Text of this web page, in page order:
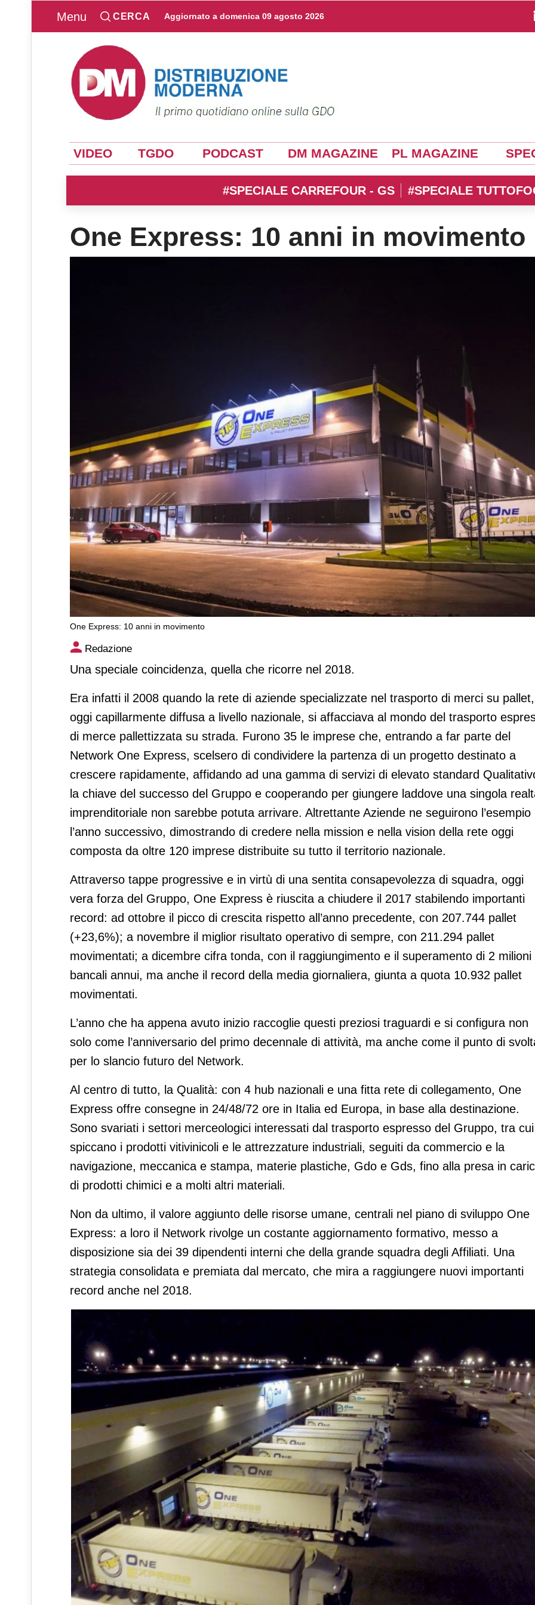
Menu CERCA Aggiornato a domenica 09 agosto 2026
VIDEO TGDO PODCAST DM MAGAZINE PL MAGAZINE
#SPECIALE CARREFOUR - GS #SPECIALE
One Express: 10 anni in movimento
One Express: 10 anni in movimento
One Express: 10 anni in movimento
Redazione
Una speciale coincidenza, quella che ricorre nel 2018.
Era infatti il 2008 quando la rete di aziende specializzate nel trasporto di merci su pallet,
oggi capillarmente diffusa a livello nazionale, si affacciava al mondo del trasporto
di merce pallettizzata su strada. Furono 35 le imprese che, entrando a far parte del
Network One Express, scelsero di condividere la partenza di un progetto destinato a
crescere rapidamente, affidando ad una gamma di servizi di elevato standard
la chiave del successo del Gruppo e cooperando per giungere laddove una singola
imprenditoriale non sarebbe potuta arrivare. Altrettante Aziende ne seguirono l’esempio
l’anno successivo, dimostrando di credere nella mission e nella vision della rete oggi
composta da oltre 120 imprese distribuite su tutto il territorio nazionale.
Attraverso tappe progressive e in virtù di una sentita consapevolezza di squadra, oggi
vera forza del Gruppo, One Express è riuscita a chiudere il 2017 stabilendo importanti
record: ad ottobre il picco di crescita rispetto all’anno precedente, con 207.744 pallet
(+23,6%); a novembre il miglior risultato operativo di sempre, con 211.294 pallet
movimentati; a dicembre cifra tonda, con il raggiungimento e il superamento di 2 milioni
bancali annui, ma anche il record della media giornaliera, giunta a quota 10.932 pallet
movimentati.
L’anno che ha appena avuto inizio raccoglie questi preziosi traguardi e si configura non
solo come l’anniversario del primo decennale di attività, ma anche come il punto di
per lo slancio futuro del Network.
Al centro di tutto, la Qualità: con 4 hub nazionali e una fitta rete di collegamento, One
Express offre consegne in 24/48/72 ore in Italia ed Europa, in base alla destinazione.
Sono svariati i settori merceologici interessati dal trasporto espresso del Gruppo, tra cui
spiccano i prodotti vitivinicoli e le attrezzature industriali, seguiti da commercio e la
navigazione, meccanica e stampa, materie plastiche, Gdo e Gds, fino alla presa in
di prodotti chimici e a molti altri materiali.
Non da ultimo, il valore aggiunto delle risorse umane, centrali nel piano di sviluppo One
Express: a loro il Network rivolge un costante aggiornamento formativo, messo a
disposizione sia dei 39 dipendenti interni che della grande squadra degli Affiliati. Una
strategia consolidata e premiata dal mercato, che mira a raggiungere nuovi importanti
record anche nel 2018.